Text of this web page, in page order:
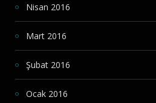
Nisan 2016
Mart 2016
Şubat 2016
Ocak 2016